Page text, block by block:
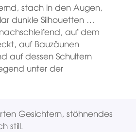
stach in den Augen,
dunkle Silhouetten …
auf dem
auf Bauzäunen
auf dessen Schultern
unter der
Gesichtern, stöhnendes
still.